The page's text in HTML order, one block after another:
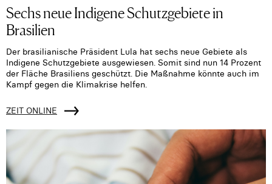
Sechs neue Indigene Schutzgebiete in
Brasilien
Der brasilianische Präsident Lula hat sechs neue Gebiete als
Indigene Schutzgebiete ausgewiesen. Somit sind nun 14 Prozent
der Fläche Brasiliens geschützt. Die Maßnahme könnte auch im
Kampf gegen die Klimakrise helfen.
ZEIT ONLINE